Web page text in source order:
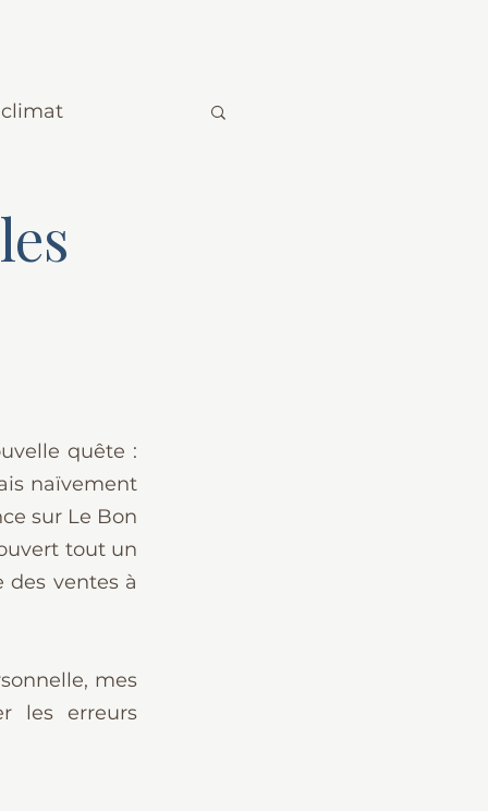
climat
quête :
naïvement
sur Le Bon
tout un
des ventes à
mes
les erreurs